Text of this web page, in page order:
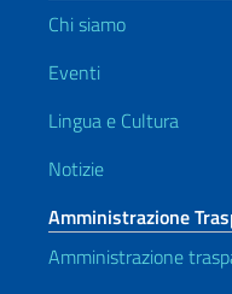
Chi siamo
Eventi
Lingua e Cultura
Notizie
Amministrazione
Amministrazione